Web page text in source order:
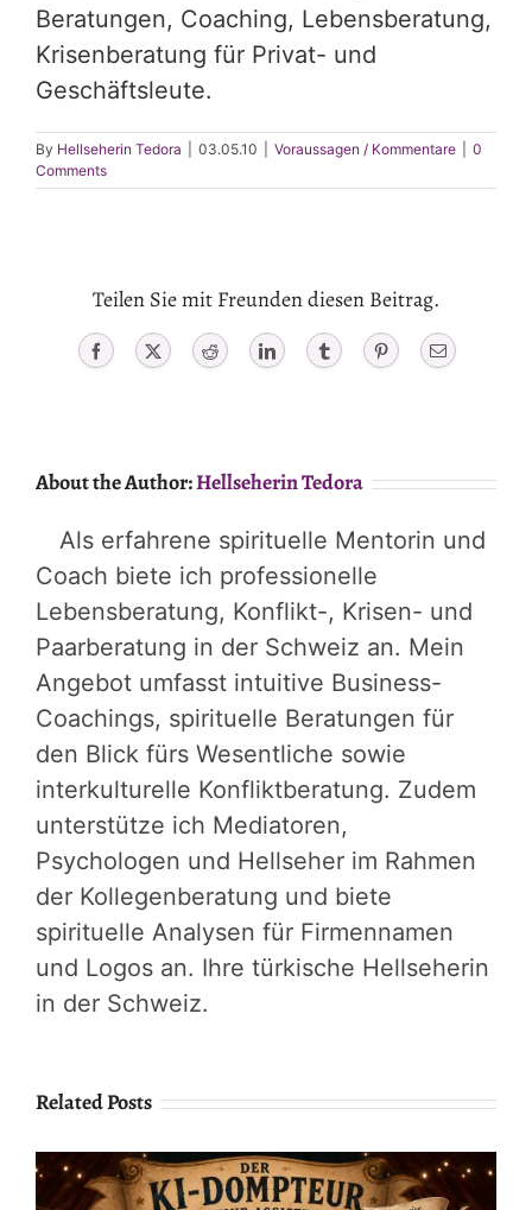
Beratungen, Coaching, Lebensberatung,
Krisenberatung für Privat- und
Geschäftsleute.
By Hellseherin Tedora 03.05.10 Voraussagen / Kommentare
0
Comments
Teilen Sie mit Freunden diesen Beitrag.
Facebook X Reddit LinkedIn Tumblr PinterestEmail
About the Author:Hellseherin Tedora
Als erfahrene spirituelle Mentorin und
Coach biete ich professionelle
Lebensberatung, Konflikt-, Krisen- und
Paarberatung in der Schweiz an. Mein
Angebot umfasst intuitive Business-
Coachings, spirituelle Beratungen für
den Blick fürs Wesentliche sowie
interkulturelle Konfliktberatung. Zudem
unterstütze ich Mediatoren,
Psychologen und Hellseher im Rahmen
der Kollegenberatung und biete
spirituelle Analysen für Firmennamen
und Logos an. Ihre türkische Hellseherin
in der Schweiz.
Related Posts